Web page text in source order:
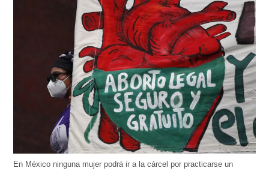
En México ninguna mujer podrá ir a la cárcel por practicarse un